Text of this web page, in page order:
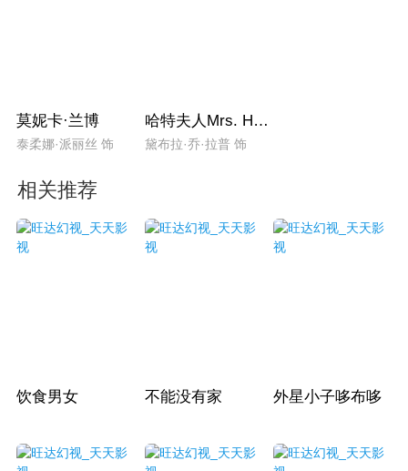
莫妮卡·兰博
泰柔娜·派丽丝 饰
哈特夫人Mrs. Heart
黛布拉·乔·拉普 饰
相关推荐
饮食男女 不能没有家 外星小子哆布哆